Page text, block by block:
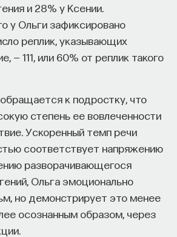
и 28% у Ксении.
у Ольги зафиксировано
реплик, указывающих
— 111, или 60% от реплик такого
к подростку, что
степень ее вовлеченности
Ускоренный темп речи
соответствует напряжению
разворачивающегося
Ольга эмоционально
но демонстрирует это менее
осознанным образом, через